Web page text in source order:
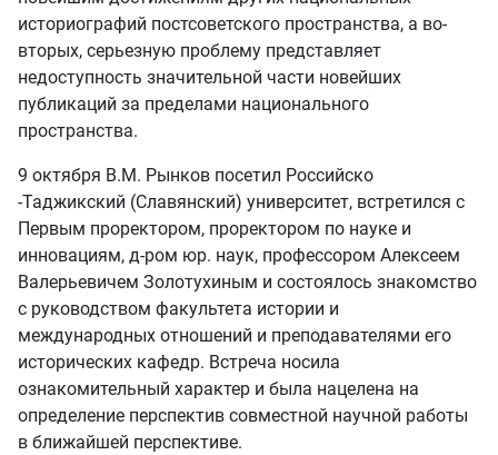
историографий постсоветского пространства, а во-
вторых, серьезную проблему представляет
недоступность значительной части новейших
публикаций за пределами национального
пространства.
9 октября В.М. Рынков посетил Российско
-Таджикский (Славянский) университет, встретился с
Первым проректором, проректором по науке и
инновациям, д-ром юр. наук, профессором Алексеем
Валерьевичем Золотухиным и состоялось знакомство
с руководством факультета истории и
международных отношений и преподавателями его
исторических кафедр. Встреча носила
ознакомительный характер и была нацелена на
определение перспектив совместной научной работы
в ближайшей перспективе.